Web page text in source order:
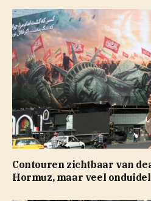
Contouren zichtbaar van
Hormuz, maar veel